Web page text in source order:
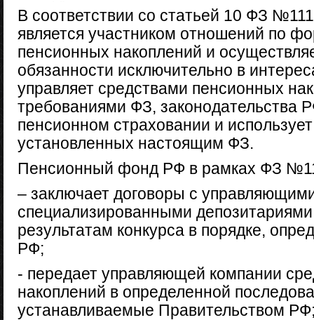
В соответствии со статьей 10 ФЗ
является участником отношений по
пенсионных накоплений и
обязанности исключительно в
управляет средствами пенсионных
требованиями ФЗ, законодательства
пенсионном страховании и
установленных настоящим ФЗ.
Пенсионный фонд РФ в рамках ФЗ
– заключает договоры с
специализированными
результатам конкурса в порядке,
РФ;
- передает управляющей компании
накоплений в определенной
устанавливаемые Правительством